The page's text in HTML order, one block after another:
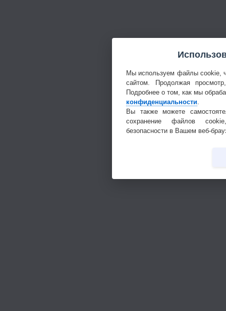
Мы используем файлы cookie,
сайтом. Продолжая
Подробнее о том, как мы
конфиденциальности.
Вы также можете
сохранение файлов
безопасности в Вашем веб-